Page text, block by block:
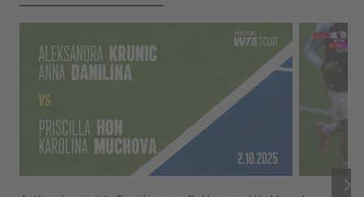
keyboard_arrow_right